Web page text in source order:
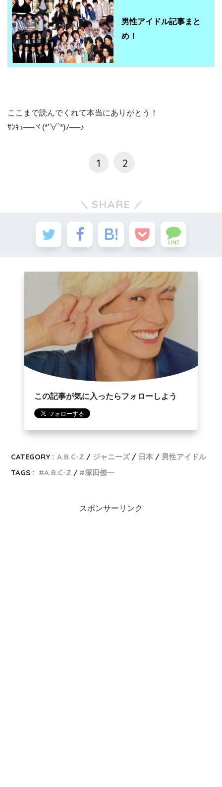
男性アイドル記事まと
め！
ここまで読んでくれて本当にありがとう！
ｻﾝｷｭ──ヾ(*’∀`*)ﾉ──♪
1 2
SHARE
LINE
この記事が気に入ったらフォローしよう
CATEGORY : A.B.C-Z ジャニーズ 日本
男性アイドル
TAGS :
A.B.C-Z 塚田僚一
スポンサーリンク